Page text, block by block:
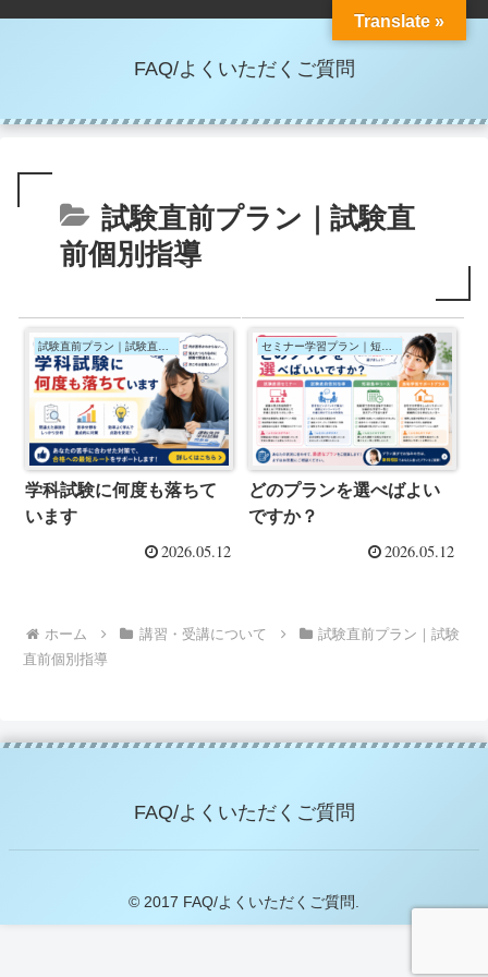
FAQ/よくいただくご質問
試験直前プラン｜試験直
前個別指導
学科試験に何度も落ちて
います
2026.05.12
どのプランを選べばよい
ですか？
2026.05.12
ホーム 講習・受講について
試験直前プラン｜試験
直前個別指導
FAQ/よくいただくご質問
© 2017 FAQ/よくいただくご質問.
Translate »